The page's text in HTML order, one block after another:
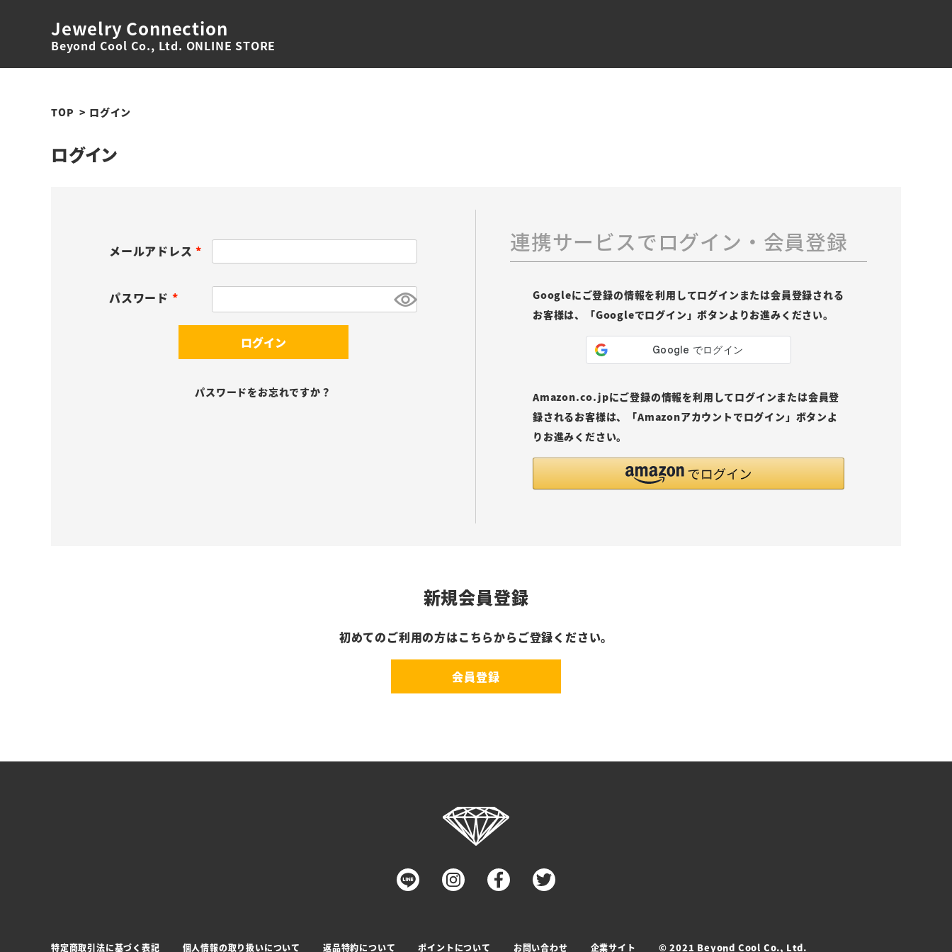
Jewelry Connection
Beyond Cool Co., Ltd. ONLINE STORE
TOP ログイン
ログイン
メールアドレス
パスワード
ログイン
パスワードをお忘れですか？
連携サービスでログイン・会員登録
Googleにご登録の情報を利用してログインまたは会員登録される
お客様は、「Googleでログイン」ボタンよりお進みください。
Amazon.co.jpにご登録の情報を利用してログインまたは会員登
録されるお客様は、「Amazonアカウントでログイン」ボタンよ
りお進みください。
新規会員登録
初めてのご利用の方はこちらからご登録ください。
会員登録
特定商取引法に基づく表記 個人情報の取り扱いについて 返品特約について ポイントについて お問い合わせ 企業サイト © 2021 Beyond Cool Co., Ltd.